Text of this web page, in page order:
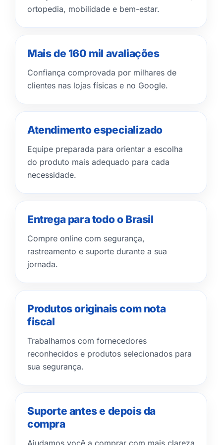
ortopedia, mobilidade e bem-estar.
Mais de 160 mil avaliações
Confiança comprovada por milhares de
clientes nas lojas físicas e no Google.
Atendimento especializado
Equipe preparada para orientar a escolha
do produto mais adequado para cada
necessidade.
Entrega para todo o Brasil
Compre online com segurança,
rastreamento e suporte durante a sua
jornada.
Produtos originais com nota
fiscal
Trabalhamos com fornecedores
reconhecidos e produtos selecionados para
sua segurança.
Suporte antes e depois da
compra
Ajudamos você a comprar com mais clareza